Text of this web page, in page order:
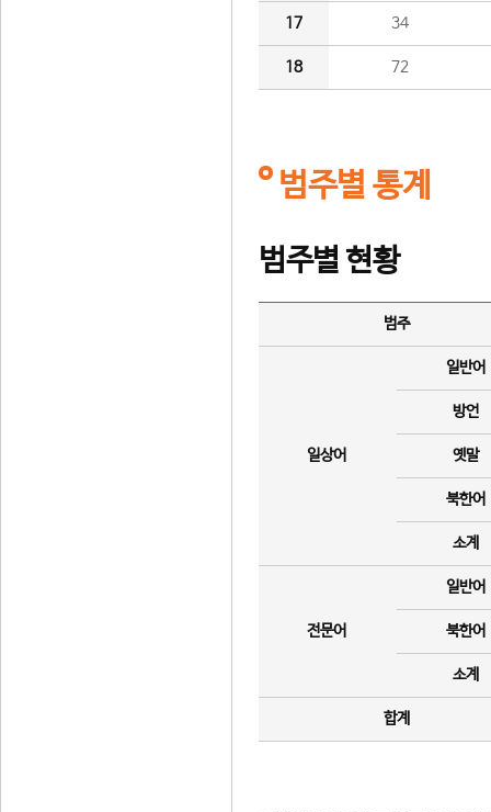
17 34
18 72
범주별 통계
범주별 현황
범주
일상어
일반어
방언
옛말
북한어
소계
전문어
일반어
북한어
소계
합계